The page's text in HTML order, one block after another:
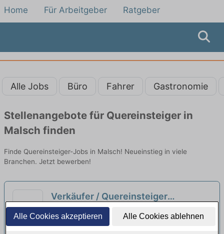
Alle Cookies akzeptieren Alle Cookies ablehnen
Home Für Arbeitgeber Ratgeber
Alle Jobs Büro Fahrer Gastronomie
Stellenangebote für Quereinsteiger in
Malsch finden
Finde Quereinsteiger-Jobs in Malsch! Neueinstieg in viele
Branchen. Jetzt bewerben!
Verkäufer / Quereinsteiger
Bedientheke / Käse (m/w/d)
SBW-Betreibergesellschaft mbH | Heidelberg